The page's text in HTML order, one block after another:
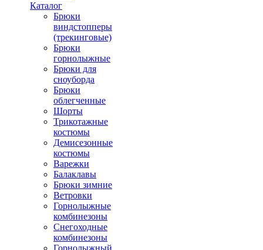
Каталог
Брюки
виндстопперы
(трекинговые)
Брюки
горнолыжные
Брюки для
сноуборда
Брюки
облегченные
Шорты
Трикотажные
костюмы
Демисезонные
костюмы
Варежки
Балаклавы
Брюки зимние
Ветровки
Горнолыжные
комбинезоны
Снегоходные
комбинезоны
Горнолыжный